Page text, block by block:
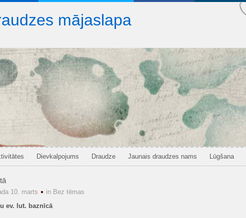
mājaslapa
Dievkalpojums Draudze Jaunais draudzes nams Lūgšana
10. marts in Bez tēmas
ev. lut. baznīcā